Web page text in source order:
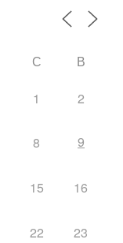
С В
1 2
8 9
15 16
22 23